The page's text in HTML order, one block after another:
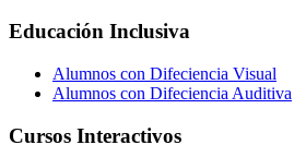
Educación Inclusiva
Alumnos con Difeciencia Visual
Alumnos con Difeciencia Auditiva
Cursos Interactivos